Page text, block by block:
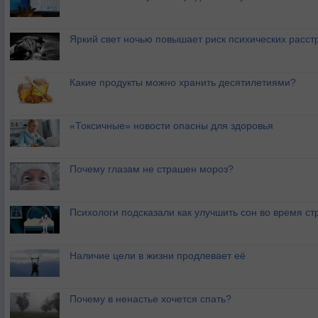
Яркий свет ночью повышает риск психических
Какие продукты можно хранить десятилетиями?
«Токсичные» новости опасны для здоровья
Почему глазам не страшен мороз?
Психологи подсказали как улучшить сон во время
Наличие цели в жизни продлевает её
Почему в ненастье хочется спать?